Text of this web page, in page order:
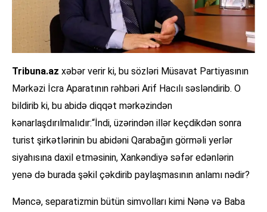
Tribuna.az xəbər verir ki, bu sözləri Müsavat Partiyasının
Mərkəzi İcra Aparatının rəhbəri Arif Hacılı səsləndirib. O
bildirib ki, bu abidə diqqət mərkəzindən
kənarlaşdırılmalıdır:“İndi, üzərindən illər keçdikdən sonra
turist şirkətlərinin bu abidəni Qarabağın görməli yerlər
siyahısına daxil etməsinin, Xankəndiyə səfər edənlərin
yenə də burada şəkil çəkdirib paylaşmasının anlamı nədir?
Məncə, separatizmin bütün simvolları kimi Nənə və Baba